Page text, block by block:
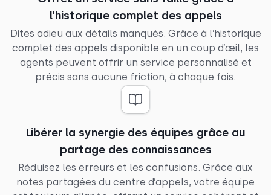
l’historique complet des appels
Dites adieu aux détails manqués. Grâce à l’historique
complet des appels disponible en un coup d’œil, les
agents peuvent offrir un service personnalisé et
précis sans aucune friction, à chaque fois.
Libérer la synergie des équipes grâce au
partage des connaissances
Réduisez les erreurs et les confusions. Grâce aux
notes partagées du centre d’appels, votre équipe